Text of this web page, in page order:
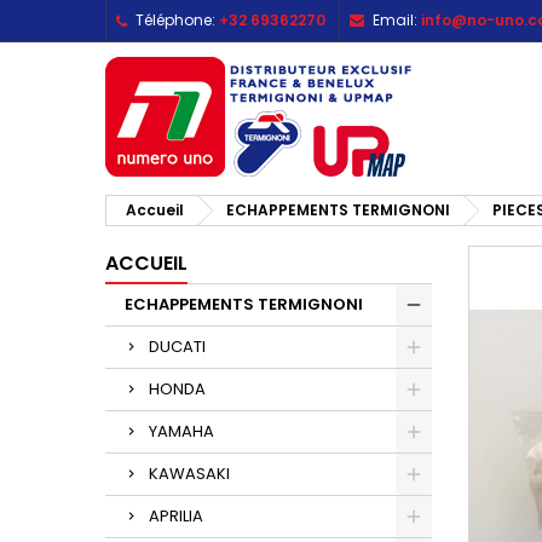
Téléphone: +32 69362270 Email: info@no-
Accueil ECHAPPEMENTS TERMIGNONI
ACCUEIL
ECHAPPEMENTS TERMIGNONI
DUCATI
HONDA
YAMAHA
KAWASAKI
APRILIA